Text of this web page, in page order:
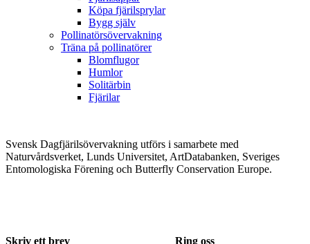
Köpa fjärilsprylar
Bygg själv
Pollinatörsövervakning
Träna på pollinatörer
Blomflugor
Humlor
Solitärbin
Fjärilar
Svensk Dagfjärilsövervakning utförs i samarbete med
Naturvårdsverket, Lunds Universitet, ArtDatabanken, Sveriges
Entomologiska Förening och Butterfly Conservation Europe.
Skriv ett brev Ring oss